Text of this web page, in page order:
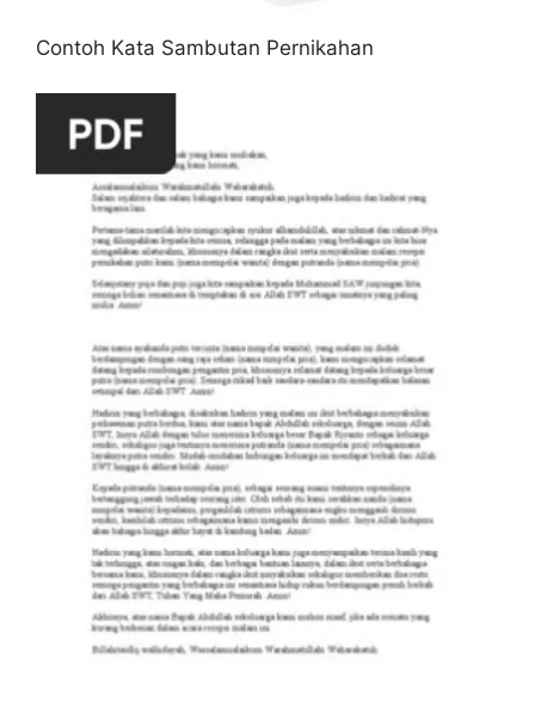
Contoh Kata Sambutan Pernikahan